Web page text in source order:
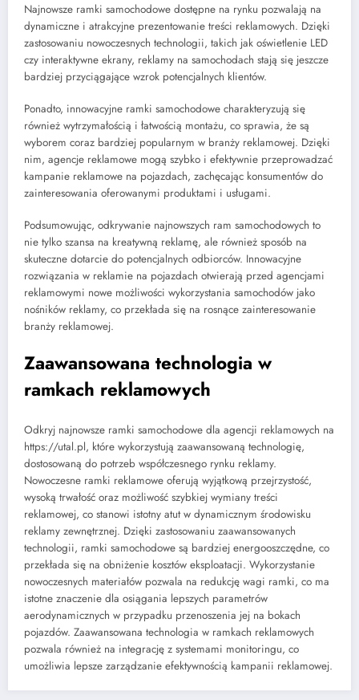
Najnowsze ramki samochodowe dostępne na rynku pozwalają na
dynamiczne i atrakcyjne prezentowanie treści reklamowych. Dzięki
zastosowaniu nowoczesnych technologii, takich jak oświetlenie LED
czy interaktywne ekrany, reklamy na samochodach stają się jeszcze
bardziej przyciągające wzrok potencjalnych klientów.
Ponadto, innowacyjne ramki samochodowe charakteryzują się
również wytrzymałością i łatwością montażu, co sprawia, że są
wyborem coraz bardziej popularnym w branży reklamowej. Dzięki
nim, agencje reklamowe mogą szybko i efektywnie przeprowadzać
kampanie reklamowe na pojazdach, zachęcając konsumentów do
zainteresowania oferowanymi produktami i usługami.
Podsumowując, odkrywanie najnowszych ram samochodowych to
nie tylko szansa na kreatywną reklamę, ale również sposób na
skuteczne dotarcie do potencjalnych odbiorców. Innowacyjne
rozwiązania w reklamie na pojazdach otwierają przed agencjami
reklamowymi nowe możliwości wykorzystania samochodów jako
nośników reklamy, co przekłada się na rosnące zainteresowanie
branży reklamowej.
Zaawansowana technologia w
ramkach reklamowych
Odkryj najnowsze ramki samochodowe dla agencji reklamowych na
https://utal.pl, które wykorzystują zaawansowaną technologię,
dostosowaną do potrzeb współczesnego rynku reklamy.
Nowoczesne ramki reklamowe oferują wyjątkową przejrzystość,
wysoką trwałość oraz możliwość szybkiej wymiany treści
reklamowej, co stanowi istotny atut w dynamicznym środowisku
reklamy zewnętrznej. Dzięki zastosowaniu zaawansowanych
technologii, ramki samochodowe są bardziej energooszczędne, co
przekłada się na obniżenie kosztów eksploatacji. Wykorzystanie
nowoczesnych materiałów pozwala na redukcję wagi ramki, co ma
istotne znaczenie dla osiągania lepszych parametrów
aerodynamicznych w przypadku przenoszenia jej na bokach
pojazdów. Zaawansowana technologia w ramkach reklamowych
pozwala również na integrację z systemami monitoringu, co
umożliwia lepsze zarządzanie efektywnością kampanii reklamowej.